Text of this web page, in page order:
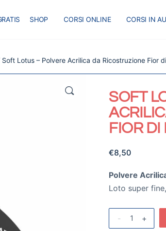
SHOP CORSI ONLINE CORSI IN
Soft Lotus – Polvere Acrilica da Ricostruzione Fior
🔍
SOFT
FIOR DI
€8,50
Polvere
Loto super
- +